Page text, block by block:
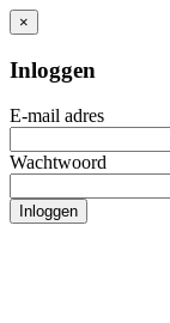
×
Inloggen
E-mail adres
Wachtwoord
Inloggen